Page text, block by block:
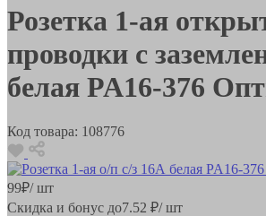
Розетка 1-ая
проводки с
белая PA16-376
Код товара: 108776
99₽/ шт
Скидка и бонус до7.52 ₽/ шт